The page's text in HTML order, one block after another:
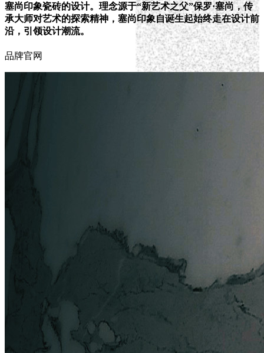
塞尚印象瓷砖的设计。理念源于“新艺术之父”保罗·塞尚，传
承大师对艺术的探索精神，塞尚印象自诞生起始终走在设计前
沿，引领设计潮流。
品牌官网